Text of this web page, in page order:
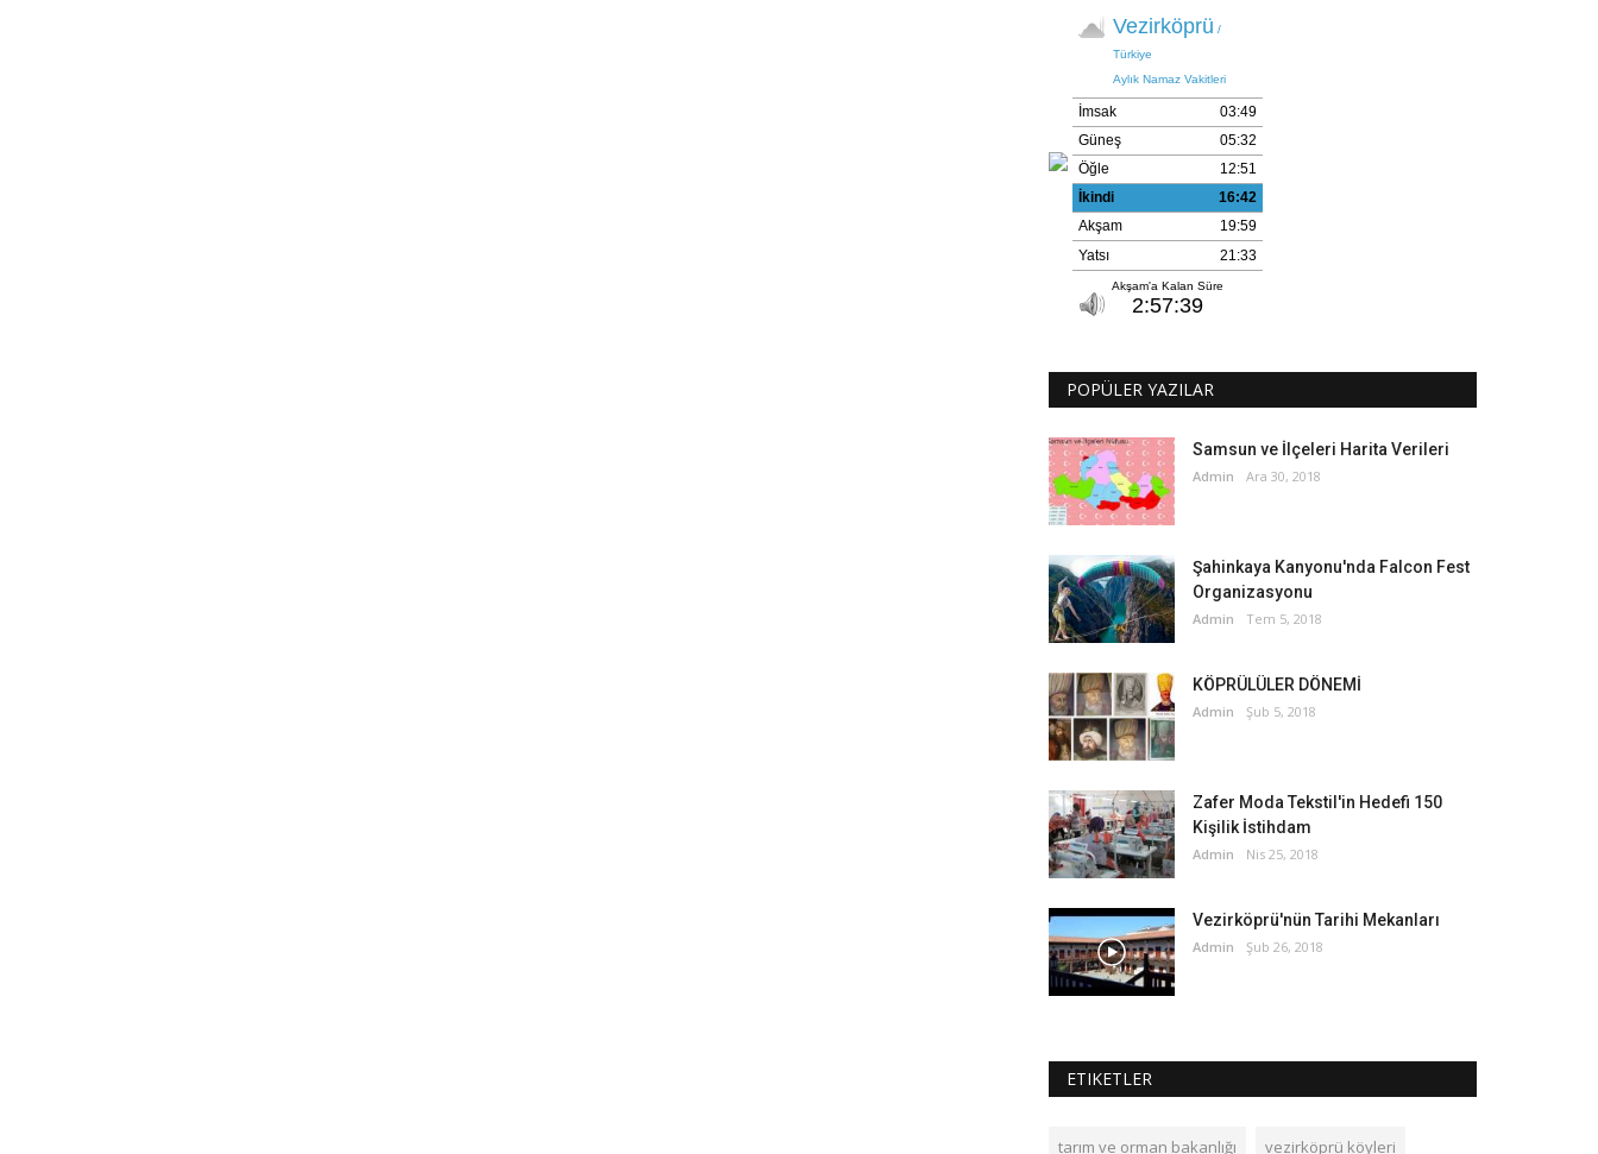
POPÜLER YAZILAR
Samsun ve İlçeleri Harita Verileri
Admin Ara 30, 2018
Şahinkaya Kanyonu'nda Falcon Fest
Organizasyonu
Admin Tem 5, 2018
KÖPRÜLÜLER DÖNEMİ
Admin Şub 5, 2018
Zafer Moda Tekstil'in Hedefi 150
Kişilik İstihdam
Admin Nis 25, 2018
Vezirköprü'nün Tarihi Mekanları
Admin Şub 26, 2018
ETIKETLER
tarım ve orman bakanlığı vezirköprü köyleri